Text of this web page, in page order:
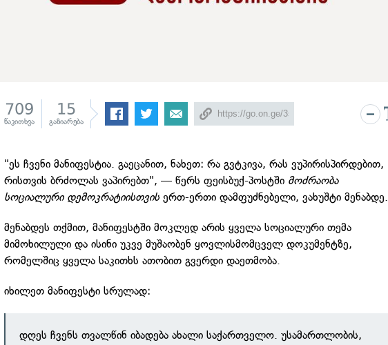
709
წაკითხვა
15
გაზიარება
"ეს ჩვენი მანიფესტია. გაეცანით, ნახეთ: რა გვტკივა, რას ვუპირისპირდებით,
რისთვის ბრძოლას ვაპირებთ", — წერს ფეისბუქ-პოსტში მოძრაობა
სოციალური დემოკრატიისთვისერთ-ერთი დამფუძნებელი, ვახუშტი მენაბდე.
მენაბდეს თქმით, მანიფესტში მოკლედ არის ყველა სოციალური თემა
მიმოხილული და ისინი უკვე მუშაობენ ყოვლისმომცველ დოკუმენტზე,
რომელშიც ყველა საკითხს ათობით გვერდი დაეთმობა.
იხილეთ მანიფესტი სრულად:
დღეს ჩვენს თვალწინ იბადება ახალი საქართველო. უსამართლობის,